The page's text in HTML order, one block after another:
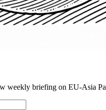
weekly briefing on EU-Asia